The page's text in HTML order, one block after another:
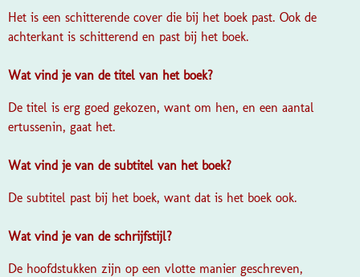
Het is een schitterende cover die bij het boek past. Ook de
achterkant is schitterend en past bij het boek.
Wat vind je van de titel van het boek?
De titel is erg goed gekozen, want om hen, en een aantal
ertussenin, gaat het.
Wat vind je van de subtitel van het boek?
De subtitel past bij het boek, want dat is het boek ook.
Wat vind je van de schrijfstijl?
De hoofdstukken zijn op een vlotte manier geschreven,